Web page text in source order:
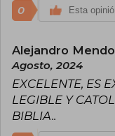
0 Esta
Alejandro
Agosto, 2024
EXCELENTE, ES
LEGIBLE Y
BIBLIA..